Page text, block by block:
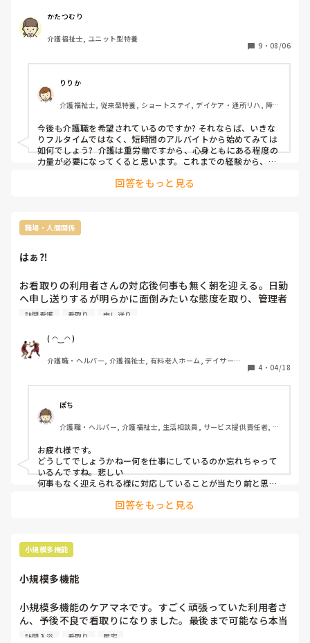
2社目は体調崩して 夜も眠れず 睡眠導入剤を服用。
激務な日々が続いており 精神が参ってしまい
仕事が恐怖になって行けれなくなってしまったこと。
再就職も 結果介護です。
この歳で 2社も退職しているとやっぱり
受け入れる会社側にとっても
要らない人材になるのですかね、、、🧎🏻‍♀️💭
理由も理由だしって 凄く考えます。
かたつむり
介護福祉士, ユニット型特養
9 ・ 08/06
りりか
介護福祉士, 従来型特養, ショートステイ, デイケア・通所リハ, 障害
今後も介護職を希望されているのですか? それならば、いきな
りフルタイムではなく、短時間のアルバイトから始めてみては
如何でしょう?  介護は重労働ですから、心身ともにある程度の
力量が必要になってくると思います。これまでの経験から、仕
思いますので、まずは焦らずに、介護以外の仕事の可能性も含
回答をもっと見る
職場・人間関係
はぁ⁈
お看取りの利用者さんの対応後何事も無く朝を迎える。日勤
へ申し送りするが明らかに面倒みたいな態度を取り、管理者
からは痰が詰まっただけでしょうって言われるo(｀ω´ )oせ
らい言えないのかなぁo(｀ω´ )o
大人気ないかもしれないけど、遅番は何にも言わないし痰が
絡んでいたのは日勤からじゃ無いのか？朝訪看来た時は痰が
らみ無かったのは分かるけど、その後の対応に問題なかった
んですか？日勤帯での申し送り一切なかったのは何故です
か？って詰めてしまったo(｀ω´ )o
そこから不機嫌モード入り退勤までブツブツなんか言ってた
らしい。
訪問看護 看取り 申し送り
( ◠‿◠ )
介護職・ヘルパー, 介護福祉士, 有料老人ホーム, デイサービ
4 ・ 04/18
ぽち
介護職・ヘルパー, 介護福祉士, 生活相談員, サービス提供責任者, 施
イケア・通所リハ, 訪問介護, 介護事務, ユニット型特養, 障害福祉関
連, 小規模多機能型居宅介護, 社会福祉士
お疲れ様です。
どうしてでしょうかねー何を仕事にしているのか忘れちゃって
いるんですね。悲しい
何事もなく迎えられる様に対応していることが当たり前と思っ
詰まっただけでなくなる方もいるのに…
回答をもっと見る
小規模多機能
小規模多機能
小規模多機能のケアマネです。すごく頑張っていた利用者さ
ん、予後不良で看取りになりました。最後まで可能なら本当
に小規模で見てあげたかったです。
訪問入浴 看取り 居宅